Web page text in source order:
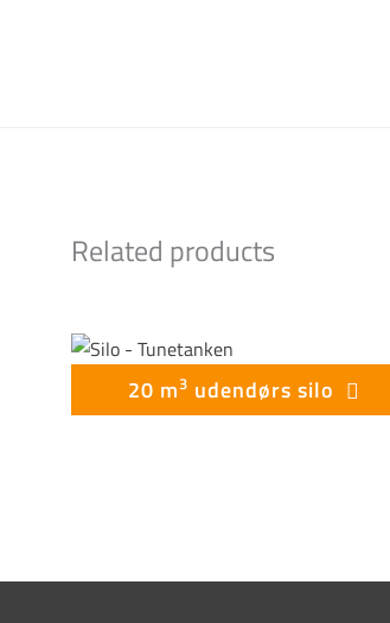
Related products
20 m3 udendørs silo